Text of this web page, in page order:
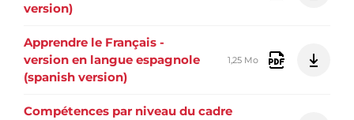
version)
Apprendre le Français -
version en langue espagnole
(spanish version)
1,25 Mo
Compétences par niveau du cadre